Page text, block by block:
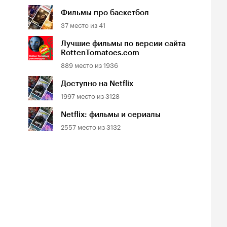
Фильмы про баскетбол
37 место из41
Лучшие фильмы по версии сайта
RottenTomatoes.com
889 место из1936
Доступно на Netflix
1997 место из3128
Netflix: фильмы и сериалы
2557 место из3132